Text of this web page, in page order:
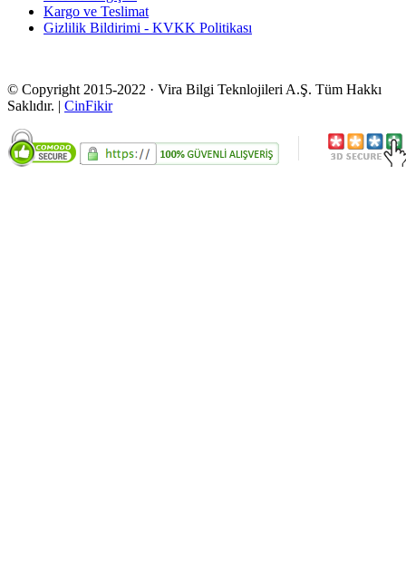
Kargo ve Teslimat
Gizlilik Bildirimi - KVKK Politikası
© Copyright 2015-2022 · Vira Bilgi Teknlojileri A.Ş. Tüm Hakkı
Saklıdır. | CinFikir